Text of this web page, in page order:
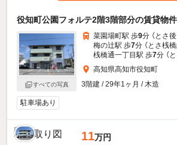
役知町公園フォルテ2階3階部分の賃貸物件
すべての写真
菜園場町駅 歩9分 （とさ後
梅の辻駅 歩7分 （とさ桟橋
桟橋通一丁目駅 歩7分 （
高知県高知市役知町
3階建 / 29年1ヶ月 / 木造
駐車場あり
11万円